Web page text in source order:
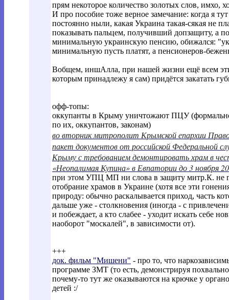
прям некоторое количество золотых слов, имхо,
И про пособие тоже верное замечание: когда я
постоянно ныли, какая Украина такая-сякая не
показывать пальцем, получивший допзащиту, а
минимальную украинскую пенсию, обижался:
минимальную пусть платят, а пенсионеров-
Вобщем, иншАлла, при нашей жизни ещё всем
которым принадлежу я сам) придётся закатать
офф-топы:
оккупанты в Крыму уничтожают ПЦУ (формально,
по их, оккупантов, законам)
во вторник митрополит Крымской епархии
пакет документов от российской Федеральной
Крыму с требованием демонтировать храм в
«Неопалимая Купина» в Евпатории до 3 ноября
при этом УПЦ МП ни слова в защиту митр.К. не
отобрание храмов в Украине (хотя все эти
природу: обычно раскалывается приход, часть
дальше уже - столкновения (иногда - с
и побеждает, а кто слабее - уходит искать себе
наоборот "москалей", в зависимости от).
+++
док. фильм "Мишени" - про то, что
программе ЗМТ (то есть, демонстрируя
почему-то тут же оказываются на крючке у
детей :/